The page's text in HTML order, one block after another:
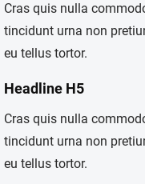
Cras quis nulla
tincidunt urna non
eu tellus tortor.
Headline H5
Cras quis nulla
tincidunt urna non
eu tellus tortor.